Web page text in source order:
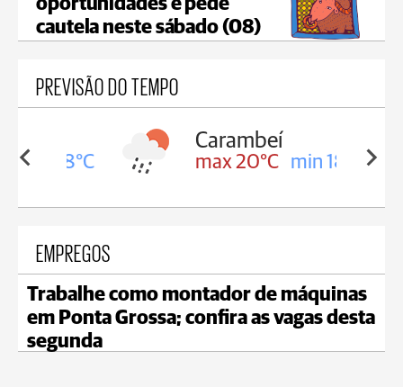
oportunidades e pede
cautela neste sábado (08)
PREVISÃO DO TEMPO
18°C
Carambeí
max 20°C min 18°C
EMPREGOS
Trabalhe como montador de máquinas
em Ponta Grossa; confira as vagas desta
segunda